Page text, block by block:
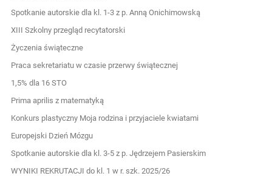
Spotkanie autorskie dla kl. 1-3 z p. Anną Onichimowską
XIII Szkolny przegląd recytatorski
Życzenia świąteczne
Praca sekretariatu w czasie przerwy świątecznej
1,5% dla 16 STO
Prima aprilis z matematyką
Konkurs plastyczny Moja rodzina i przyjaciele kwiatami
Europejski Dzień Mózgu
Spotkanie autorskie dla kl. 3-5 z p. Jędrzejem Pasierskim
WYNIKI REKRUTACJI do kl. 1 w r. szk. 2025/26